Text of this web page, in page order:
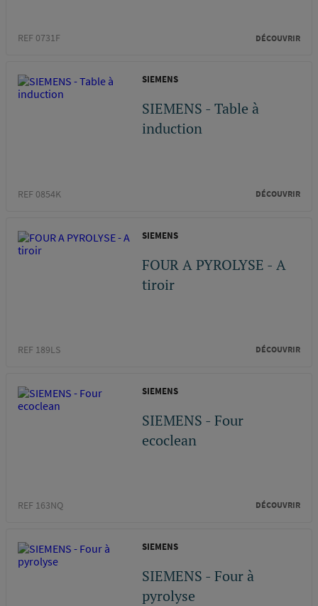
REF 0731F DÉCOUVRIR
SIEMENS
SIEMENS - Table à
induction
REF 0854K DÉCOUVRIR
SIEMENS
FOUR A PYROLYSE - A
tiroir
REF 189LS DÉCOUVRIR
SIEMENS
SIEMENS - Four
ecoclean
REF 163NQ DÉCOUVRIR
SIEMENS
SIEMENS - Four à
pyrolyse